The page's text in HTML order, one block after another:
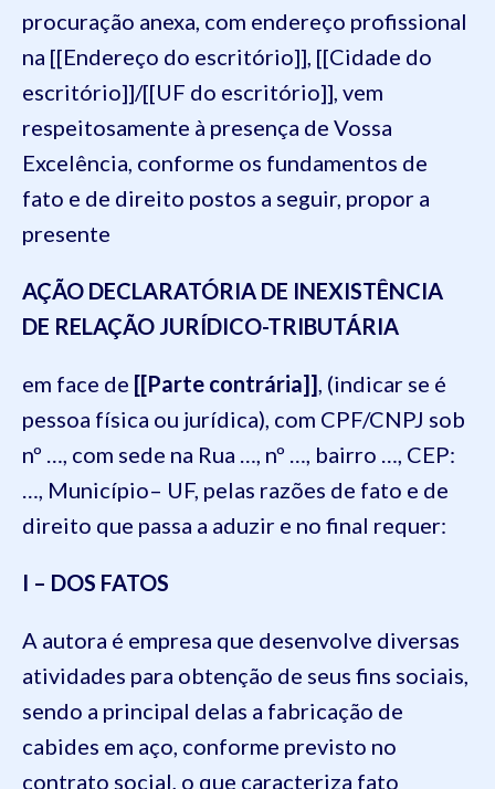
procuração anexa, com endereço profissional
na [[Endereço do escritório]], [[Cidade do
escritório]]/[[UF do escritório]], vem
respeitosamente à presença de Vossa
Excelência, conforme os fundamentos de
fato e de direito postos a seguir, propor a
presente
AÇÃO DECLARATÓRIA DE INEXISTÊNCIA
DE RELAÇÃO JURÍDICO-TRIBUTÁRIA
em face de [[Parte contrária]], (indicar se é
pessoa física ou jurídica), com CPF/CNPJ sob
nº …, com sede na Rua …, nº …, bairro …, CEP:
…, Município– UF, pelas razões de fato e de
direito que passa a aduzir e no final requer:
I – DOS FATOS
A autora é empresa que desenvolve diversas
atividades para obtenção de seus fins sociais,
sendo a principal delas a fabricação de
cabides em aço, conforme previsto no
contrato social, o que caracteriza fato